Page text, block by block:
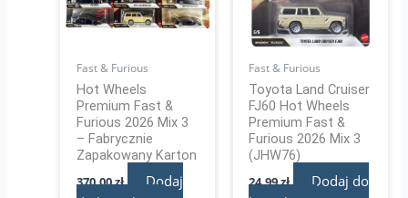
Fast & Furious
Hot Wheels
Premium Fast &
Furious 2026 Mix 3
– Fabrycznie
Zapakowany Karton
370,00zł
Dodaj
Fast & Furious
Toyota Land Cruiser
FJ60 Hot Wheels
Premium Fast &
Furious 2026 Mix 3
(JHW76)
24,99zł
Dodaj do